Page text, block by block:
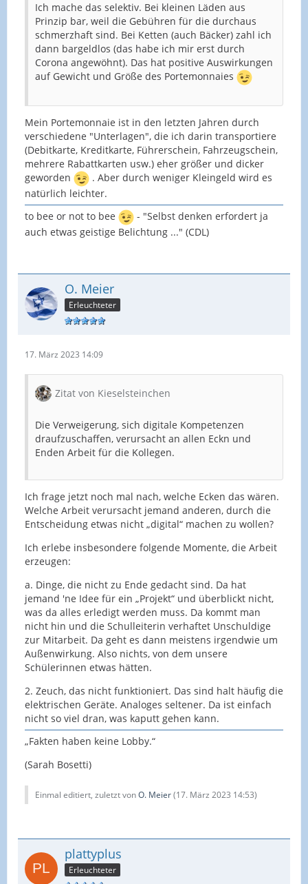
Ich mache das selektiv. Bei kleinen Läden aus
Prinzip bar, weil die Gebühren für die durchaus
schmerzhaft sind. Bei Ketten (auch Bäcker) zahl ich
dann bargeldlos (das habe ich mir erst durch
Corona angewöhnt). Das hat positive Auswirkungen
auf Gewicht und Größe des Portemonnaies
Mein Portemonnaie ist in den letzten Jahren durch
verschiedene "Unterlagen", die ich darin transportiere
(Debitkarte, Kreditkarte, Führerschein, Fahrzeugschein,
mehrere Rabattkarten usw.) eher größer und dicker
geworden
. Aber durch weniger Kleingeld wird es
natürlich leichter.
to bee or not to bee
- "Selbst denken erfordert ja
auch etwas geistige Belichtung ..." (CDL)
O. Meier
Erleuchteter
17. März 2023 14:09
Zitat von Kieselsteinchen
Die Verweigerung, sich digitale Kompetenzen
draufzuschaffen, verursacht an allen Eckn und
Enden Arbeit für die Kollegen.
Ich frage jetzt noch mal nach, welche Ecken das wären.
Welche Arbeit verursacht jemand anderen, durch die
Entscheidung etwas nicht „digital“ machen zu wollen?
Ich erlebe insbesondere folgende Momente, die Arbeit
erzeugen:
a. Dinge, die nicht zu Ende gedacht sind. Da hat
jemand 'ne Idee für ein „Projekt“ und überblickt nicht,
was da alles erledigt werden muss. Da kommt man
nicht hin und die Schulleiterin verhaftet Unschuldige
zur Mitarbeit. Da geht es dann meistens irgendwie um
Außenwirkung. Also nichts, von dem unsere
Schülerinnen etwas hätten.
2. Zeuch, das nicht funktioniert. Das sind halt häufig die
elektrischen Geräte. Analoges seltener. Da ist einfach
nicht so viel dran, was kaputt gehen kann.
„Fakten haben keine Lobby.“
(Sarah Bosetti)
Einmal editiert, zuletzt vonO. Meier(17. März 2023 14:53)
plattyplus
Erleuchteter